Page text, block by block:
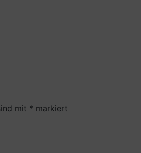
mit * markiert